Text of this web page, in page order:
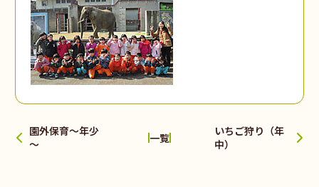
園外保育～年少
～
一覧
いちご狩り（年
中）